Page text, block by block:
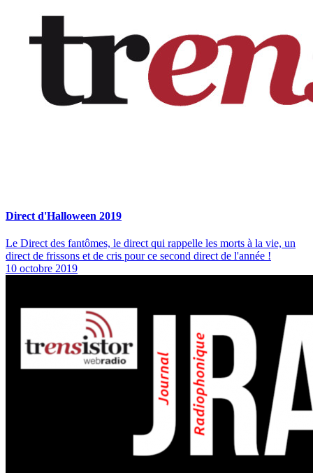
Direct d'Halloween 2019
Le Direct des fantômes, le direct qui rappelle les morts à la vie, un
direct de frissons et de cris pour ce second direct de l'année !
10 octobre 2019